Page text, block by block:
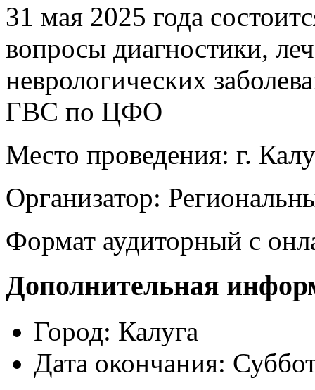
31 мая 2025 года
вопросы диагностики,
неврологических
ГВС по ЦФО
Место проведения: г.
Организатор:
Формат аудиторный с
Дополнительная
Город: Калуга
Дата окончания: